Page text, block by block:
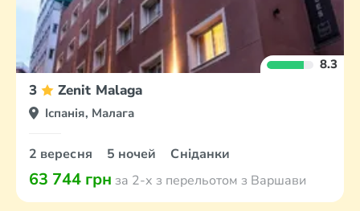
8.3
3 Zenit Malaga
Іспанія, Малага
2 вересня 5 ночей Сніданки
63 744 грн за 2-х з перельотом з Варшави